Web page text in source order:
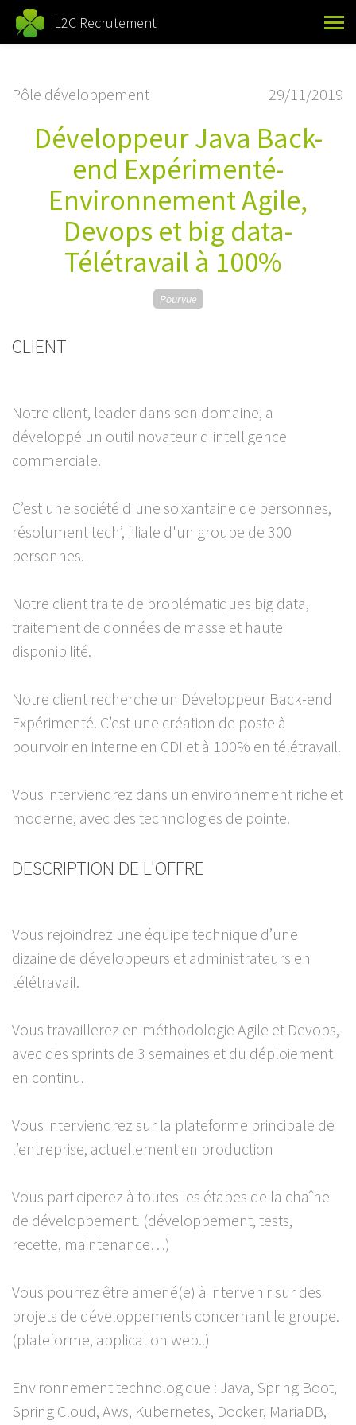
L2C Recrutement
Pôle développement 29/11/2019
Développeur Java Back-
end Expérimenté-
Environnement Agile,
Devops et big data-
Télétravail à 100%
Pourvue
CLIENT
Notre client, leader dans son domaine, a
développé un outil novateur d'intelligence
commerciale.
C’est une société d'une soixantaine de personnes,
résolument tech’, filiale d'un groupe de 300
personnes.
Notre client traite de problématiques big data,
traitement de données de masse et haute
disponibilité.
Notre client recherche un Développeur Back-end
Expérimenté. C’est une création de poste à
pourvoir en interne en CDI et à 100% en télétravail.
Vous interviendrez dans un environnement riche et
moderne, avec des technologies de pointe.
DESCRIPTION DE L'OFFRE
Vous rejoindrez une équipe technique d’une
dizaine de développeurs et administrateurs en
télétravail.
Vous travaillerez en méthodologie Agile et Devops,
avec des sprints de 3 semaines et du déploiement
en continu.
Vous interviendrez sur la plateforme principale de
l’entreprise, actuellement en production
Vous participerez à toutes les étapes de la chaîne
de développement. (développement, tests,
recette, maintenance…)
Vous pourrez être amené(e) à intervenir sur des
projets de développements concernant le groupe.
(plateforme, application web..)
Environnement technologique : Java, Spring Boot,
Spring Cloud, Aws, Kubernetes, Docker, MariaDB,